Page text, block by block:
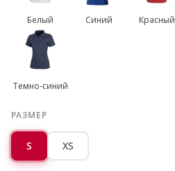
Белый Синий Красный
Темно-синий
РАЗМЕР
S XS